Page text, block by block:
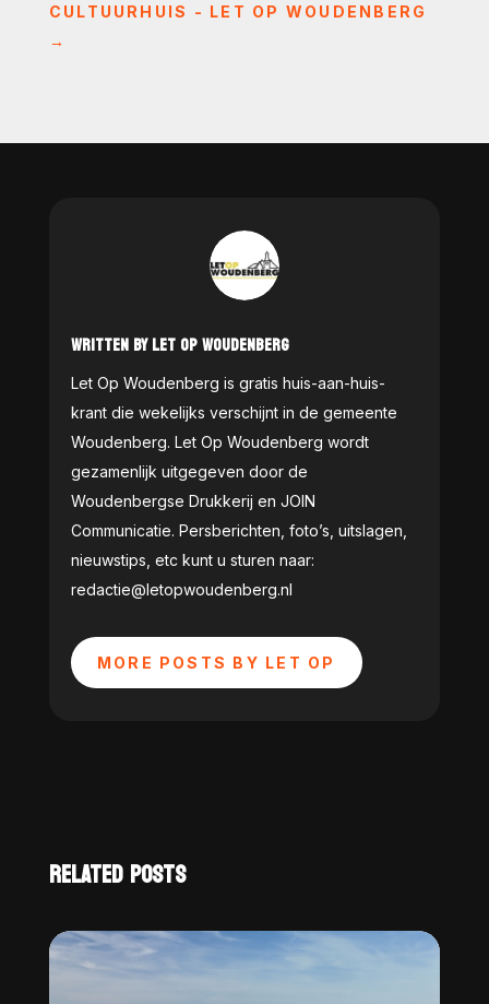
CULTUURHUIS - LET OP WOUDENBERG
→
WRITTEN BY LET OP WOUDENBERG
Let Op Woudenberg is gratis huis-aan-huis-
krant die wekelijks verschijnt in de gemeente
Woudenberg. Let Op Woudenberg wordt
gezamenlijk uitgegeven door de
Woudenbergse Drukkerij en JOIN
Communicatie. Persberichten, foto’s, uitslagen,
nieuwstips, etc kunt u sturen naar:
redactie@letopwoudenberg.nl
MORE POSTS BY LET OP
RELATED POSTS